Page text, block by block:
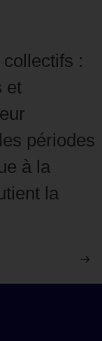
:
et
périodes
à la
la